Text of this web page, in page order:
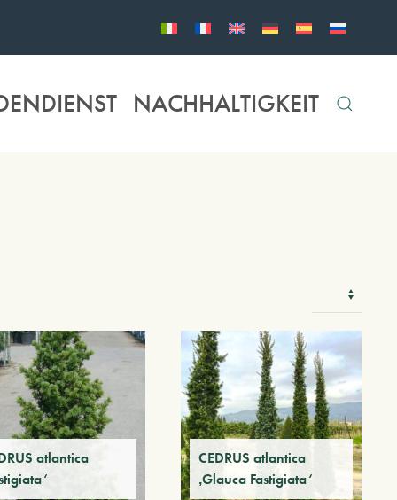
NACHHALTIGKEIT
atlantica
CEDRUS atlantica
‚Glauca Fastigiata‘